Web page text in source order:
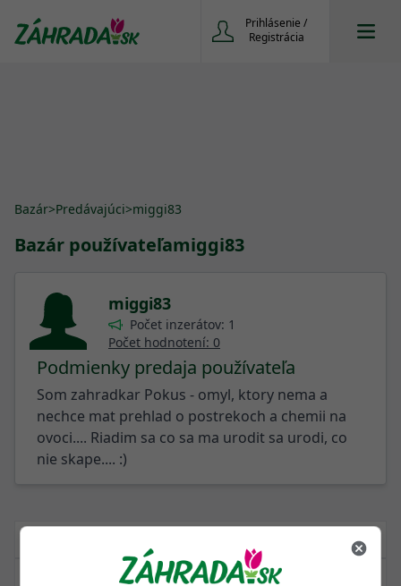
Prihlásenie /
Registrácia
Bazár>Predávajúci>miggi83
Bazár používateľamiggi83
miggi83
Počet inzerátov: 1
Počet hodnotení: 0
Podmienky predaja používateľa
Som zahradkar Pokus - omyl, ktory nema a
nechce mat prehlad o postrekoch a chemii na
ovoci.... Riadim sa co sa ma urodit sa urodi, co
nie skape.... :)